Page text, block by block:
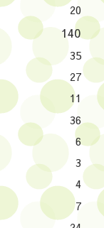
20
140
35
27
11
36
6
3
4
7